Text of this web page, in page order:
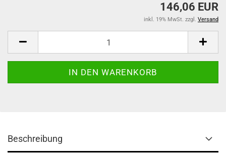
146,06 EUR
inkl. 19% MwSt. zzgl. Versand
Beschreibung